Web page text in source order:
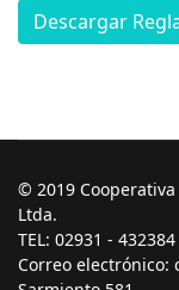
Descargar
© 2019
Ltda.
TEL: 02931 -
Correo electrónico: